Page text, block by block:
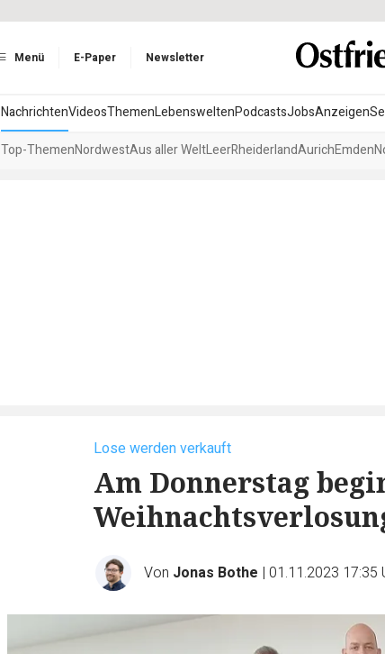
Menü E-Paper Newsletter
NachrichtenVideosThemenLebensweltenPodcastsJobsAnzeigen
Top-ThemenNordwestAus aller WeltLeerRheiderlandAurichEmden
Lose werden verkauft
Am Donnerstag
Von Jonas Bothe | 01.11.2023 17:35